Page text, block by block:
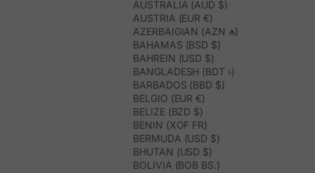
outfit sofisticati.
: le cinture originali con fibbie vistose e texture diverse
sono ideali per aggiungere un tocco di stile a jeans o vestiti
informali.
: le cinture a fascia sono perfette per
segnare la vita su vestiti fluidi o capi oversize, creando un look
equilibrato e femminile.
: scegli cinture in pelle che offrono durata e versatilità,
abbinandosi facilmente a qualsiasi outfit.
Con la cintura giusta, potrai trasformare qualsiasi outfit in un look
curato e pieno di stile.
Scopri la collezione di cinture da donna di
Polín et Moi!
AUSTRALIA (AUD $)
AUSTRIA (EUR €)
AZERBAIGIAN (AZN ₼)
BAHAMAS (BSD $)
BAHREIN (USD $)
BANGLADESH (BDT ৳)
BARBADOS (BBD $)
BELGIO (EUR €)
BELIZE (BZD $)
BENIN (XOF FR)
BERMUDA (USD $)
BHUTAN (USD $)
BOLIVIA (BOB BS.)